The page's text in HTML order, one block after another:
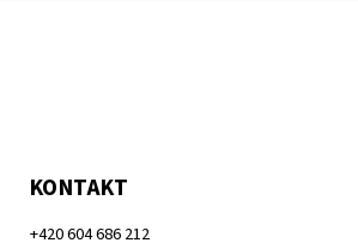
KONTAKT
+420 604 686 212